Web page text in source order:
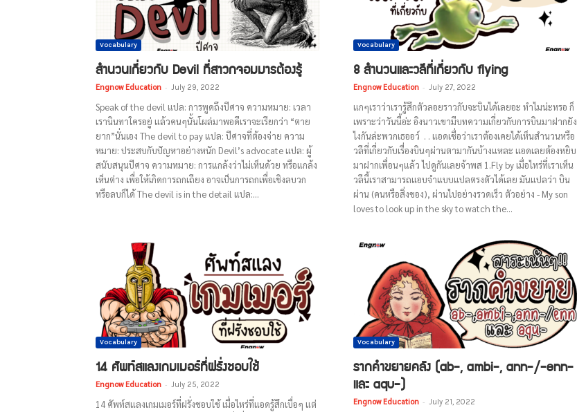
Vocabulary
สำนวนเกี่ยวกับ Devil ที่สาวกจอมมารต้องรู้
Engnow Education - July 29, 2022
Speak of the devil แปล: การพูดถึงปีศาจ ความหมาย: เวลา
เรานินทาใครอยู่ แล้วคนๆนั้นโผล่มาพอดีเราจะเรียกว่า “ตาย
ยาก”นั่นเอง The devil to pay แปล: ปีศาจที่ต้องจ่าย ความ
หมาย: ประสบกับปัญหาอย่างหนัก Devil’s advocate แปล: ผู้
สนับสนุนปีศาจ ความหมาย: การแกล้งว่าไม่เห็นด้วย หรือแกล้ง
เห็นต่าง เพื่อให้เกิดการถกเถียง อาจเป็นการถกเพื่อเชิงลบวก
หรือลบก็ได้ The devil is in the detail แปล:...
Vocabulary
8 สำนวนและวลีที่เกี่ยวกับ flying
Engnow Education - July 27, 2022
แกๆเราว่าเรารู้สึกตัวลอยราวกับจะบินได้เลยอะ ทำไมน่ะหรอ ก็
เพราะว่าวันนี้อ่ะ อิงนาวเขามีบทความเกี่ยวกับการบินมาฝากยัง
ไงกันล่ะพวกเธออว์ . . แอดเชื่อว่าเราต้องเคยได้เห็นสำนวนหรือ
วลีที่เกี่ยวกับเรื่องบินๆผ่านตามากันบ้างแหละ แอดเลยต้องหยิบ
มาฝากเพื่อนๆแล้ว ไปดูกันเลยจ้าพส 1.Fly by เมื่อไหร่ที่เราเห็น
วลีนี้เราสามารถแอบจำแบบแปลตรงตัวได้เลย มันแปลว่า บิน
ผ่าน (คนหรือสิ่งของ), ผ่านไปอย่างรวดเร็ว ตัวอย่าง - My son
loves to look up in the sky to watch the...
Vocabulary
14 ศัพท์สแลงเกมเมอร์ที่ฝรั่งชอบใช้
Engnow Education - July 25, 2022
14 ศัพท์สแลงเกมเมอร์ที่ฝรั่งชอบใช้ เมื่อไหร่ที่แอดรู้สึกเบื่อๆ แต่
Vocabulary
รากคำขยายคลัง (ab-, ambi-, ann-/-enn-
และ aqu-)
Engnow Education - July 21, 2022